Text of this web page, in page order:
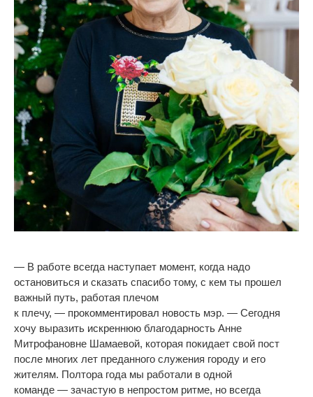
— В работе всегда наступает момент, когда надо
остановиться и сказать спасибо тому, с кем ты прошел
важный путь, работая плечом
к плечу, — прокомментировал новость мэр. — Сегодня
хочу выразить искреннюю благодарность Анне
Митрофановне Шамаевой, которая покидает свой пост
после многих лет преданного служения городу и его
жителям. Полтора года мы работали в одной
команде — зачастую в непростом ритме, но всегда